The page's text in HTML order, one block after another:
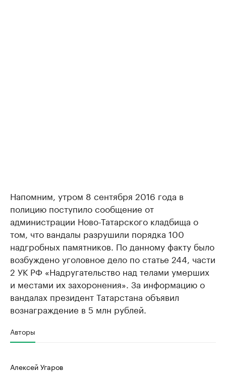
Напомним, утром 8 сентября 2016 года в
полицию поступило сообщение от
администрации Ново-Татарского кладбища о
том, что вандалы разрушили порядка 100
надгробных памятников. По данному факту было
возбуждено уголовное дело по статье 244, части
2 УК РФ «Надругательство над телами умерших
и местами их захоронения». За информацию о
вандалах президент Татарстана объявил
вознаграждение в 5 млн рублей.
Авторы
Алексей Угаров